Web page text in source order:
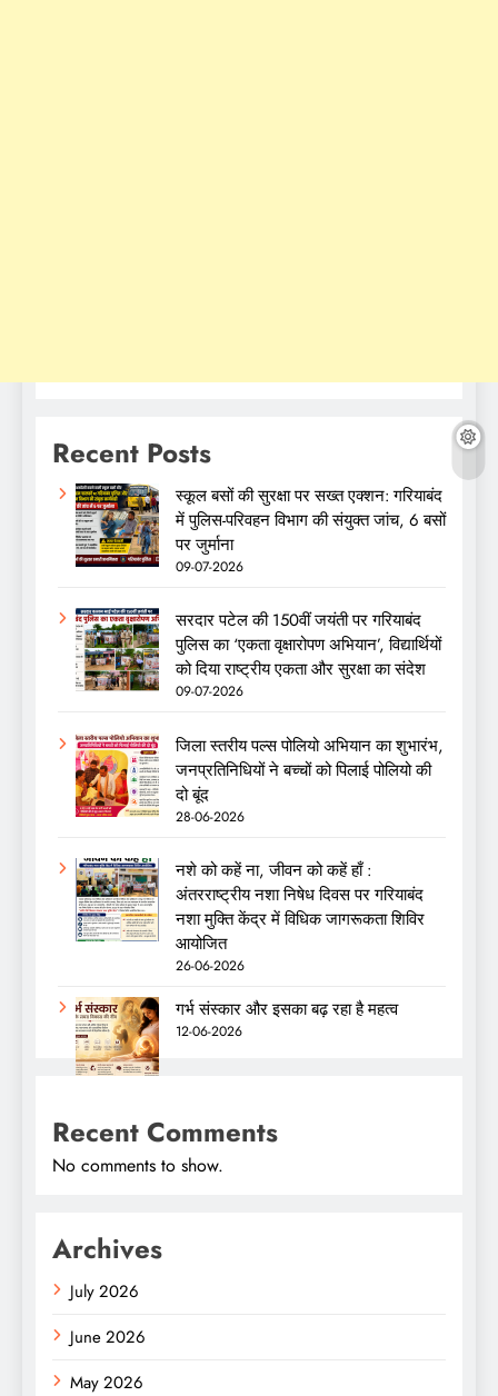
Recent Posts
स्कूल बसों की सुरक्षा पर सख्त एक्शन: गरियाबंद
में पुलिस-परिवहन विभाग की संयुक्त जांच, 6 बसों
पर जुर्माना
09-07-2026
सरदार पटेल की 150वीं जयंती पर गरियाबंद
पुलिस का ‘एकता वृक्षारोपण अभियान’, विद्यार्थियों
को दिया राष्ट्रीय एकता और सुरक्षा का संदेश
09-07-2026
जिला स्तरीय पल्स पोलियो अभियान का शुभारंभ,
जनप्रतिनिधियों ने बच्चों को पिलाई पोलियो की
दो बूंद
28-06-2026
नशे को कहें ना, जीवन को कहें हाँ :
अंतरराष्ट्रीय नशा निषेध दिवस पर गरियाबंद
नशा मुक्ति केंद्र में विधिक जागरूकता शिविर
आयोजित
26-06-2026
गर्भ संस्कार और इसका बढ़ रहा है महत्व
12-06-2026
Recent Comments
No comments to show.
Archives
July 2026
June 2026
May 2026